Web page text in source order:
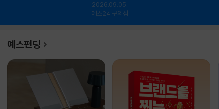
2026.09.05.
예스24 구의점
예스펀딩